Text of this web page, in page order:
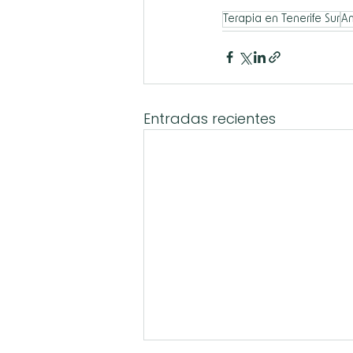
Terapia en Tenerife Sur
Entradas recientes